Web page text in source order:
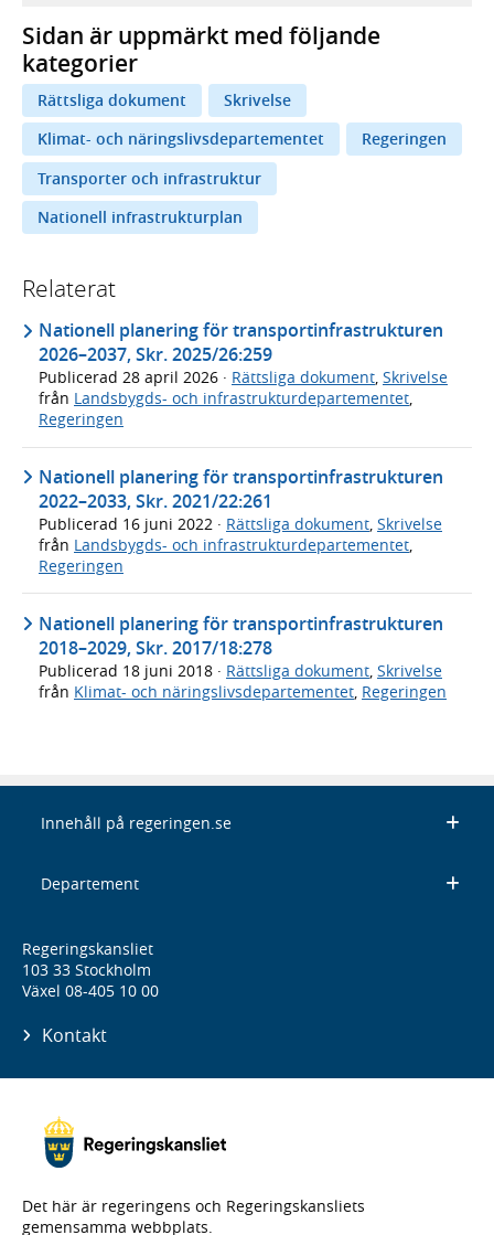
Sidan är uppmärkt med följande
kategorier
Rättsliga dokument
Skrivelse
Klimat- och näringslivsdepartementet
Regeringen
Transporter och infrastruktur
Nationell infrastrukturplan
Relaterat
Nationell planering för transportinfrastrukturen
2026–2037, Skr. 2025/26:259
Publicerad 28 april 2026 · Rättsliga dokument, Skrivelse
från Landsbygds- och infrastrukturdepartementet,
Regeringen
Nationell planering för transportinfrastrukturen
2022–2033, Skr. 2021/22:261
Publicerad 16 juni 2022 · Rättsliga dokument, Skrivelse
från Landsbygds- och infrastrukturdepartementet,
Regeringen
Nationell planering för transportinfrastrukturen
2018–2029, Skr. 2017/18:278
Publicerad 18 juni 2018 · Rättsliga dokument Skrivelse
från Klimat- och näringslivsdepartementet Regeringen
Innehåll på regeringen.se
Departement
Regeringskansliet
103 33 Stockholm
Växel 08-405 10 00
Kontakt
Det här är regeringens och Regeringskansliets
gemensamma webbplats.